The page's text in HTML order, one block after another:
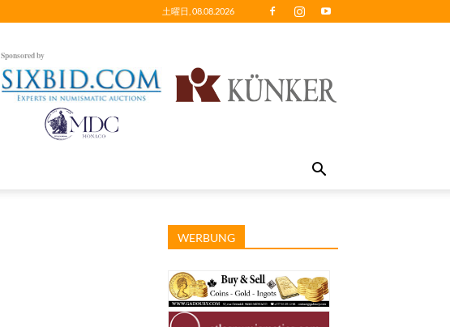
土曜日, 08.08.2026
Sponsored by
WERBUNG